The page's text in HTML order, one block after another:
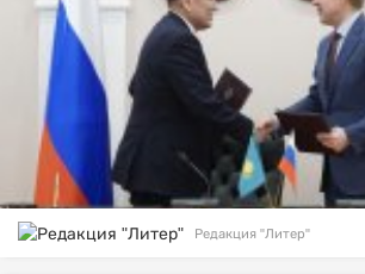
Редакция "Литер"